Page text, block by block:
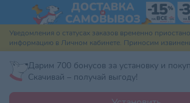
Уведомления о статусах заказов временно
информацию в Личном кабинете. Приносим
Дарим 700 бонусов за установку и
Скачивай – получай выгоду!